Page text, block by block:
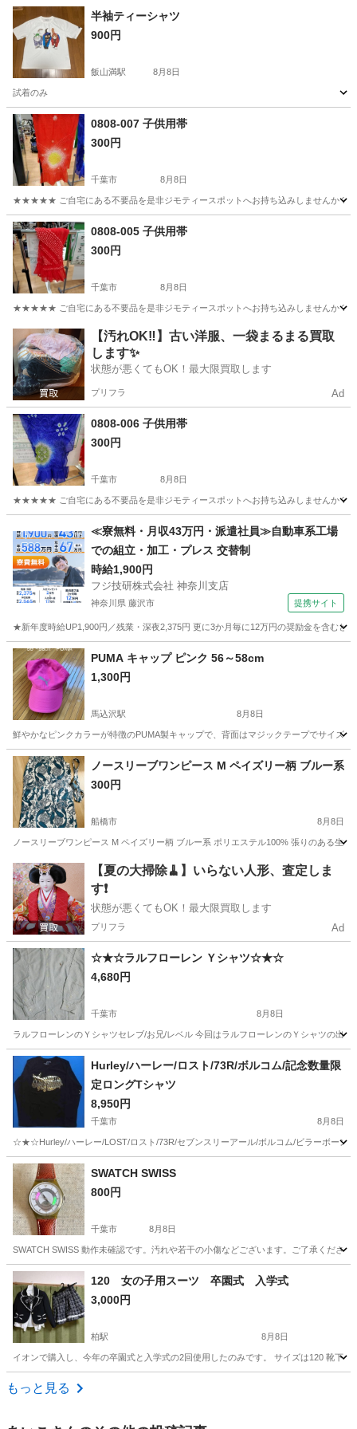
千葉 船橋市 飯山満駅
半袖ティーシャツ
900円
飯山満駅 8月8日
試着のみ
千葉 船橋市 Tシャツ
0808-007 子供用帯
300円
千葉市 8月8日
★★★★★ ご自宅にある不要品を是非ジモティースポットへお持ち込みしませんか？
千葉 千葉市 現地
0808-005 子供用帯
300円
千葉市 8月8日
★★★★★ ご自宅にある不要品を是非ジモティースポットへお持ち込みしませんか？
千葉 千葉市 小物 現地
【汚れOK‼️】古い洋服、一袋まるまる買取
します✨
状態が悪くてもOK！最大限買取します
プリフラ Ad
0808-006 子供用帯
300円
千葉市 8月8日
★★★★★ ご自宅にある不要品を是非ジモティースポットへお持ち込みしませんか？
小物 現地
≪寮無料・月収43万円・派遣社員≫自動車系工場
での組立・加工・プレス 交替制
時給1,900円
フジ技研株式会社 神奈川支店
神奈川県 藤沢市 提携サイト
★新年度時給UP1,900円／残業・深夜2,375円 更に3か月毎に12万円の奨励金を含む
神奈川 藤沢市 その他
PUMA キャップ ピンク 56～58cm
1,300円
馬込沢駅 8月8日
鮮やかなピンクカラーが特徴のPUMA製キャップで、背面はマジックテープでサイズ
千葉 船橋市 馬込沢駅 小物
ノースリーブワンピース M ペイズリー柄 ブルー系
300円
船橋市 8月8日
ノースリーブワンピース M ペイズリー柄 ブルー系 ポリエステル100% 張りのある生
千葉 船橋市 ワンピース
【夏の大掃除🧹】いらない人形、査定しま
す❗️
状態が悪くてもOK！最大限買取します
プリフラ Ad
☆★☆ラルフローレン Ｙシャツ☆★☆
4,680円
千葉市 8月8日
ラルフローレンのＹシャツセレブ/お兄/レベル 今回はラルフローレンのＹシャツの出
千葉 千葉市 ラルフローレン
Hurley/ハーレー/ロスト/73R/ボルコム/記念数量限
定ロングTシャツ
8,950円
千葉市 8月8日
☆★☆Hurley/ハーレー/LOST/ロスト/73R/セブンスリーアール/ボルコム/ビラーボー
千葉 千葉市
SWATCH SWISS
800円
千葉市 8月8日
SWATCH SWISS 動作未確認です。汚れや若干の小傷などございます。ご了承くださ
千葉 千葉市 アクセサリー
120 女の子用スーツ 卒園式 入学式
3,000円
柏駅 8月8日
イオンで購入し、今年の卒園式と入学式の2回使用したのみです。 サイズは120 靴下
千葉 柏市
もっと見る